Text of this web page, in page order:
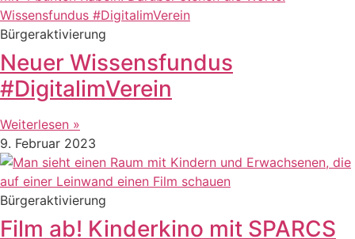
Bürgeraktivierung
Neuer Wissensfundus
#DigitalimVerein
Weiterlesen »
9. Februar 2023
Bürgeraktivierung
Film ab! Kinderkino mit SPARCS